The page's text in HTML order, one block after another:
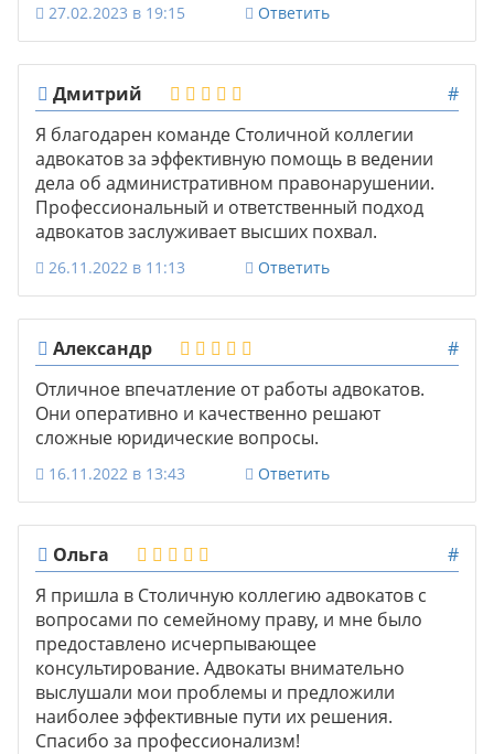
27.02.2023 в 19:15 Ответить
Дмитрий
#
Я благодарен команде Столичной коллегии
адвокатов за эффективную помощь в ведении
дела об административном правонарушении.
Профессиональный и ответственный подход
адвокатов заслуживает высших похвал.
26.11.2022 в 11:13 Ответить
Александр
#
Отличное впечатление от работы адвокатов.
Они оперативно и качественно решают
сложные юридические вопросы.
16.11.2022 в 13:43 Ответить
Ольга
#
Я пришла в Столичную коллегию адвокатов с
вопросами по семейному праву, и мне было
предоставлено исчерпывающее
консультирование. Адвокаты внимательно
выслушали мои проблемы и предложили
наиболее эффективные пути их решения.
Спасибо за профессионализм!